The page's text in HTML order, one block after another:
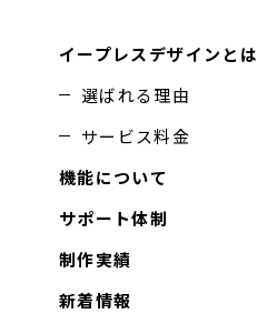
イープレスデザインとは
選ばれる理由
サービス料金
機能について
サポート体制
制作実績
新着情報